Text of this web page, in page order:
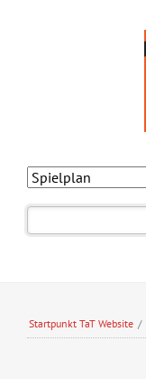
Startpunkt TaT Website /